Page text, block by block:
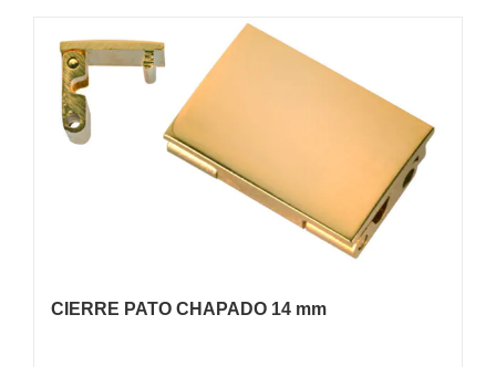
CIERRE PATO CHAPADO 14 mm